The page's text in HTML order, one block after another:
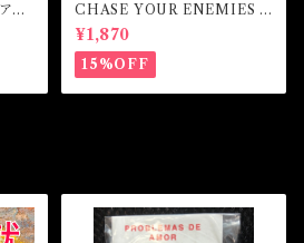
ゲ
除
CHASE YOUR ENEMIES A
WAY! Vinegar Oil チェイス
ユアエネミーアウェイ！ ビネ
ガーオイル
¥1,870
15%OFF